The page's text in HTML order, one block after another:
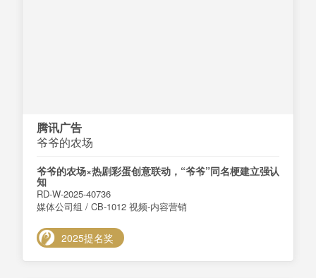
腾讯广告
爷爷的农场
爷爷的农场×热剧彩蛋创意联动，“爷爷”同名梗建立强认
知
RD-W-2025-40736
媒体公司组 / CB-1012 视频-内容营销
2025提名奖